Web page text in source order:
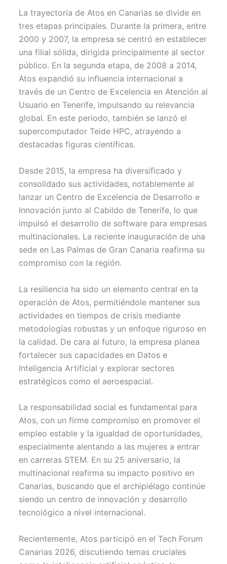
La trayectoria de Atos en Canarias se divide en
tres etapas principales. Durante la primera, entre
2000 y 2007, la empresa se centró en establecer
una filial sólida, dirigida principalmente al sector
público. En la segunda etapa, de 2008 a 2014,
Atos expandió su influencia internacional a
través de un Centro de Excelencia en Atención al
Usuario en Tenerife, impulsando su relevancia
global. En este periodo, también se lanzó el
supercomputador Teide HPC, atrayendo a
destacadas figuras científicas.
Desde 2015, la empresa ha diversificado y
consolidado sus actividades, notablemente al
lanzar un Centro de Excelencia de Desarrollo e
Innovación junto al Cabildo de Tenerife, lo que
impulsó el desarrollo de software para empresas
multinacionales. La reciente inauguración de una
sede en Las Palmas de Gran Canaria reafirma su
compromiso con la región.
La resiliencia ha sido un elemento central en la
operación de Atos, permitiéndole mantener sus
actividades en tiempos de crisis mediante
metodologías robustas y un enfoque riguroso en
la calidad. De cara al futuro, la empresa planea
fortalecer sus capacidades en Datos e
Inteligencia Artificial y explorar sectores
estratégicos como el aeroespacial.
La responsabilidad social es fundamental para
Atos, con un firme compromiso en promover el
empleo estable y la igualdad de oportunidades,
especialmente alentando a las mujeres a entrar
en carreras STEM. En su 25 aniversario, la
multinacional reafirma su impacto positivo en
Canarias, buscando que el archipiélago continúe
siendo un centro de innovación y desarrollo
tecnológico a nivel internacional.
Recientemente, Atos participó en el Tech Forum
Canarias 2026, discutiendo temas cruciales